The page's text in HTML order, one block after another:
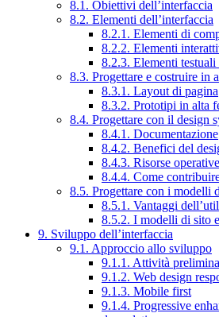
8.1. Obiettivi dell’interfaccia
8.2. Elementi dell’interfaccia
8.2.1. Elementi di
8.2.2. Elementi
8.2.3. Elementi
8.3. Progettare e costruire in
8.3.1. Layout di pagina
8.3.2. Prototipi in alta
8.4. Progettare con il design
8.4.1. Documentazione
8.4.2. Benefici del
8.4.3. Risorse operative
8.4.4. Come
8.5. Progettare con i modelli
8.5.1. Vantaggi
8.5.2. I modelli di sito
9. Sviluppo dell’interfaccia
9.1. Approccio allo sviluppo
9.1.1. Attività
9.1.2. Web design
9.1.3. Mobile first
9.1.4. Progressive